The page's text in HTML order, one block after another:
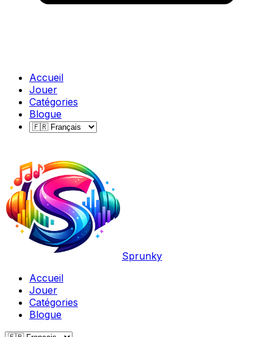
Accueil
Jouer
Catégories
Blogue
Sprunky
Accueil
Jouer
Catégories
Blogue